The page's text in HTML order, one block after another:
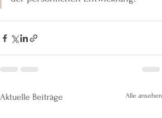
Aktuelle Beiträge Alle ansehen